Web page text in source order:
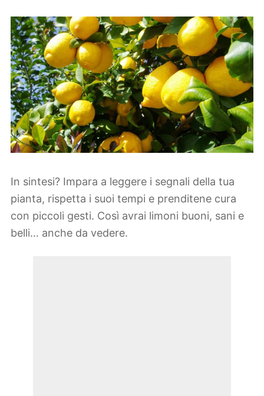
In sintesi? Impara a leggere i segnali della tua
pianta, rispetta i suoi tempi e prenditene cura
con piccoli gesti. Così avrai limoni buoni, sani e
belli… anche da vedere.